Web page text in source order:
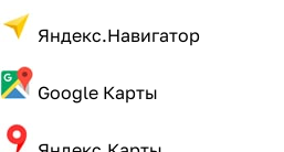
Яндекс.Навигатор
Google Карты